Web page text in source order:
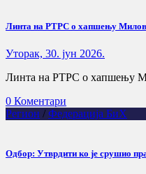
Линта на РТРС о хапшењу
Уторак, 30. јун 2026.
Линта на РТРС о хапшењу
0 Коментари
Регион / Федерација БиХ
Одбор: Утврдити ко је срушио